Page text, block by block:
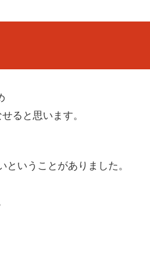
ると思います。
いうことがありました。